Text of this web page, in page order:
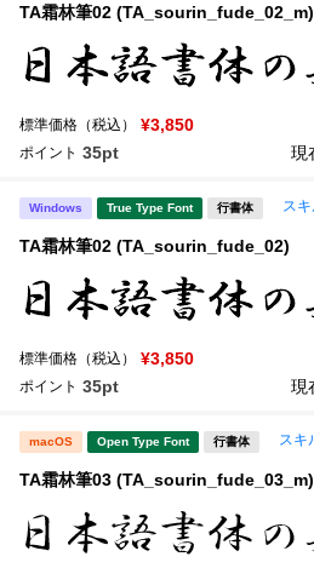
TA霜林筆02 (TA_sourin_fude_02_m)
標準価格（税込） ¥3,850
ポイント 35pt 現
Windows True Type Font 行書体 ス
TA霜林筆02 (TA_sourin_fude_02)
標準価格（税込） ¥3,850
ポイント 35pt 現
macOS Open Type Font 行書体 スキ
TA霜林筆03 (TA_sourin_fude_03_m)